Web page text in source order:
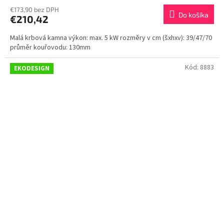
€173,90 bez DPH
€210,42 Do košíka
Malá krbová kamna výkon: max. 5 kW rozměry v cm (šxhxv): 39/47/70
průměr kouřovodu: 130mm
EKODESIGN Kód: 8883